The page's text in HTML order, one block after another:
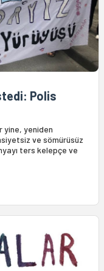
Polis
yine, yeniden
ve sömürüsüz
ters kelepçe ve